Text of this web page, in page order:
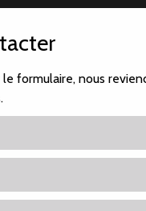
agence Nos
formulaire, nous